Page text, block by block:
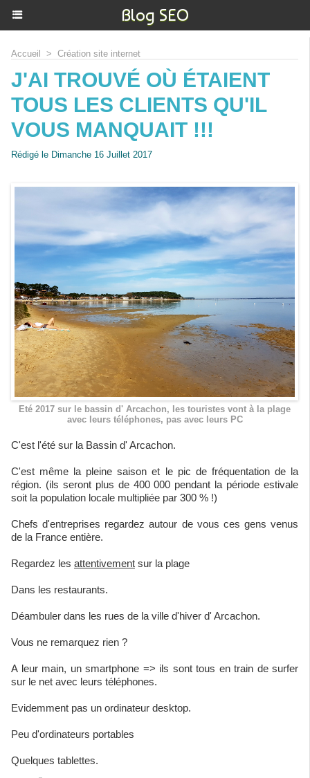
Blog SEO
Accueil > Création site internet
J'AI TROUVÉ OÙ ÉTAIENT
TOUS LES CLIENTS QU'IL
VOUS MANQUAIT !!!
Rédigé le Dimanche 16 Juillet 2017
Eté 2017 sur le bassin d' Arcachon, les touristes vont à la plage
avec leurs téléphones, pas avec leurs PC
C'est l'été sur la Bassin d' Arcachon.
C'est même la pleine saison et le pic de fréquentation de la
région. (ils seront plus de 400 000 pendant la période estivale
soit la population locale multipliée par 300 % !)
Chefs d'entreprises regardez autour de vous ces gens venus
de la France entière.
Regardez les attentivement sur la plage
Dans les restaurants.
Déambuler dans les rues de la ville d'hiver d' Arcachon.
Vous ne remarquez rien ?
A leur main, un smartphone => ils sont tous en train de surfer
sur le net avec leurs téléphones.
Evidemment pas un ordinateur desktop.
Peu d'ordinateurs portables
Quelques tablettes.